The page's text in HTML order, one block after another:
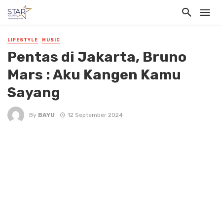
LIFESTYLE MUSIC
Pentas di Jakarta, Bruno
Mars : Aku Kangen Kamu
Sayang
By BAYU 12 September 2024